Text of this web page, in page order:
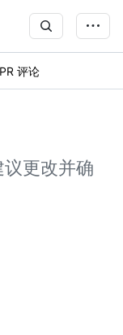
PR 评论
更改并确